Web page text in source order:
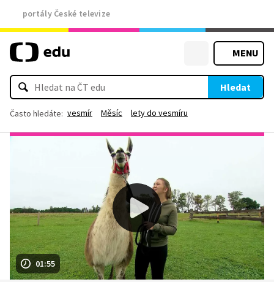
portály České televize
MENU
Hledat
Často hledáte: vesmír Měsíc lety do vesmíru
01:55